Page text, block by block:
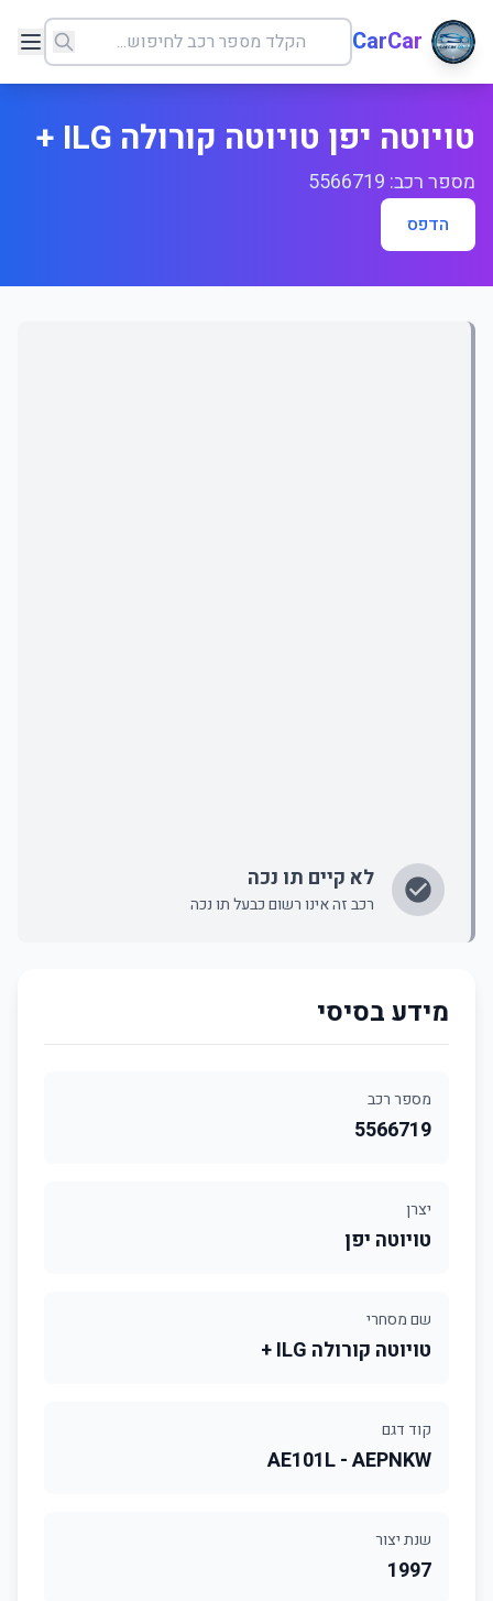
CarCar
טויוטה יפן טויוטה קורולה ILG +
מספר רכב: 5566719
הדפס
לא קיים תו נכה
רכב זה אינו רשום כבעל תו נכה
מידע בסיסי
מספר רכב
5566719
יצרן
טויוטה יפן
שם מסחרי
טויוטה קורולה ILG +
קוד דגם
AE101L - AEPNKW
שנת יצור
1997